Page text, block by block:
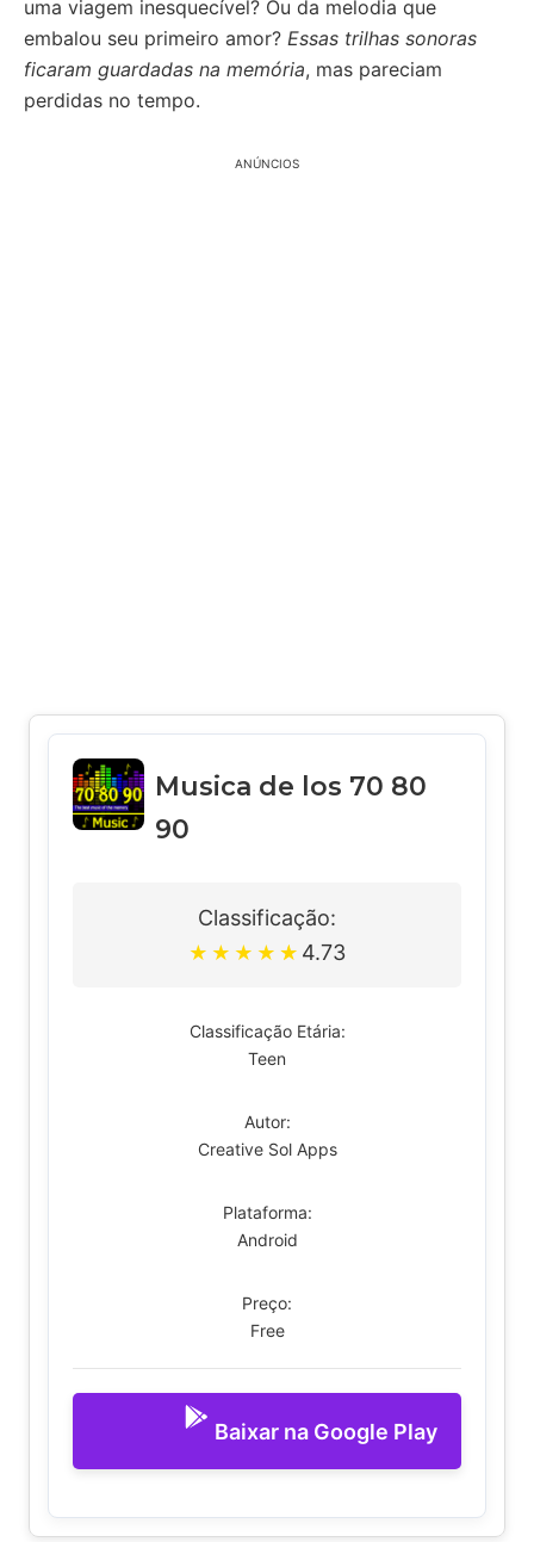
uma viagem inesquecível? Ou da melodia que
embalou seu primeiro amor? Essas trilhas sonoras
ficaram guardadas na memória, mas pareciam
perdidas no tempo.
ANÚNCIOS
Musica de los 70 80
90
Classificação:
★ ★ ★ ★ ★ 4.73
Classificação Etária:
Teen
Autor:
Creative Sol Apps
Plataforma:
Android
Preço:
Free
Baixar na Google Play